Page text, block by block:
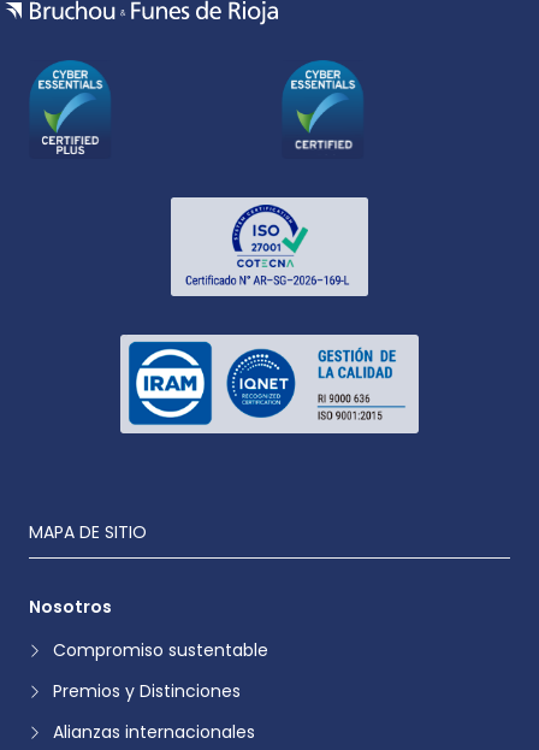
MAPA DE SITIO
Nosotros
Compromiso sustentable
Premios y Distinciones
Alianzas internacionales